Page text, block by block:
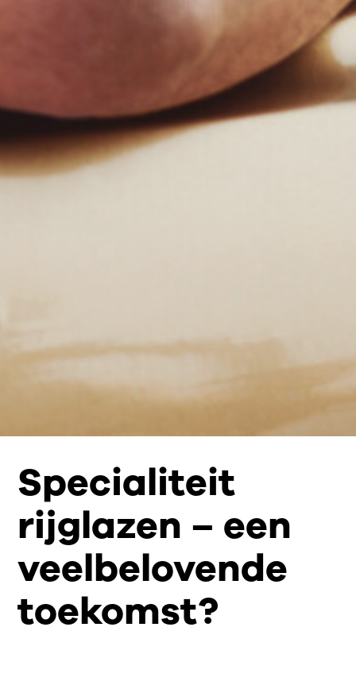
Specialiteit
rijglazen – een
veelbelovende
toekomst?